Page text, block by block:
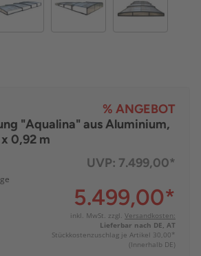
% ANGEBOT
"Aqualina" aus Aluminium,
0,92 m
UVP: 7.499,00*
5.499,00*
inkl. MwSt. zzgl. Versandkosten:
Lieferbar nach DE, AT
Stückkostenzuschlag je Artikel 30,00*
(Innerhalb DE)